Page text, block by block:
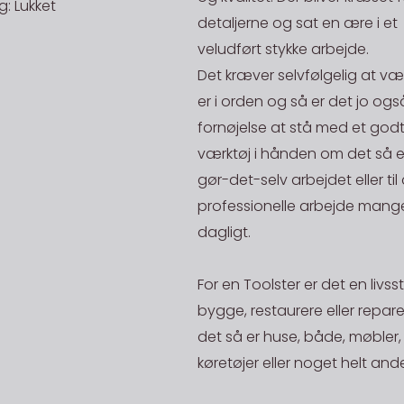
stilles, hvis
ansvar.
Danske
20kg og
De priser,
gælder for
lager)" kan
Der kan
Toolster Aps
Industrivej
på en aktiv
på lager.
STORKØB
Har du en
mand og
være i en
mængde af
fået stjålet
godt være
har mange
kontakter/
EAN:
Rekv. Nr.:
NB: Ordre
200,-
Lukket
detaljerne og sat en ære i et
veludført stykke arbejde.
Det kræver selvfølgelig at
er i orden og så er det jo
fornøjelse at stå med et
værktøj i hånden om det så
gør-det-selv arbejdet eller til
professionelle arbejde
dagligt.
For en Toolster er det en
bygge, restaurere eller
det så er huse, både, møbler,
køretøjer eller noget helt